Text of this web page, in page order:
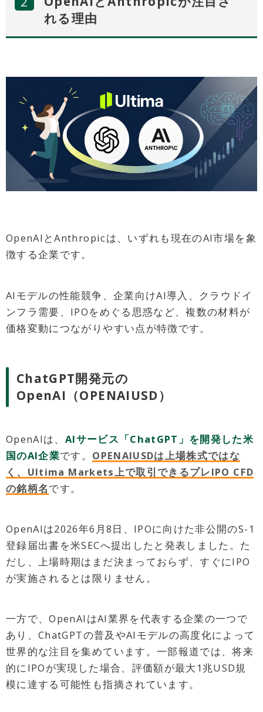
れる理由
OpenAIとAnthropicは、いずれも現在のAI市場を象
徴する企業です。
AIモデルの性能競争、企業向けAI導入、クラウドイ
ンフラ需要、IPOをめぐる思惑など、複数の材料が
価格変動につながりやすい点が特徴です。
ChatGPT開発元の
OpenAI（OPENAIUSD）
OpenAIは、 AIサービス「ChatGPT」を開発した米
国のAI企業です。 OPENAIUSDは上場株式ではな
く、Ultima Markets上で取引できるプレIPO CFD
の銘柄名です。
OpenAIは2026年6月8日、IPOに向けた非公開のS-1
登録届出書を米SECへ提出したと発表しました。た
だし、上場時期はまだ決まっておらず、すぐにIPO
が実施されるとは限りません。
一方で、OpenAIはAI業界を代表する企業の一つで
あり、ChatGPTの普及やAIモデルの高度化によって
世界的な注目を集めています。一部報道では、将来
的にIPOが実現した場合、評価額が最大1兆USD規
模に達する可能性も指摘されています。